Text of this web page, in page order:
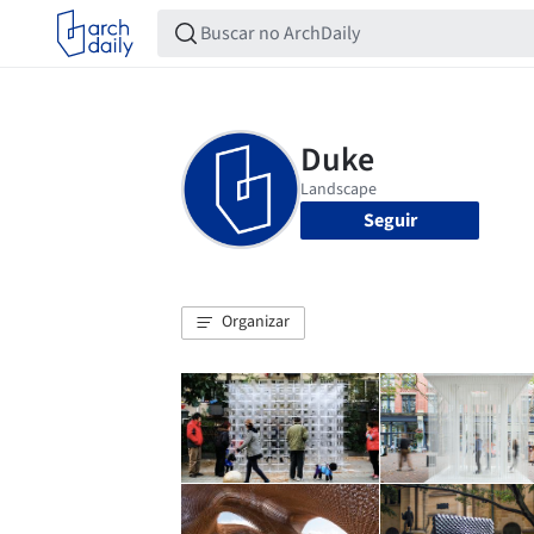
Seguir
Organizar